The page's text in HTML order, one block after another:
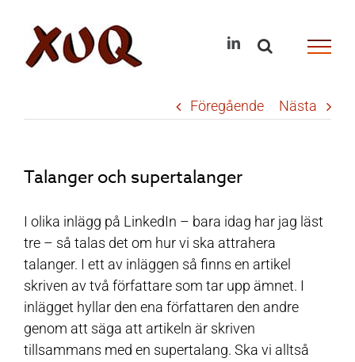
content
LinkedIn
Föregående Nästa
Talanger och supertalanger
I olika inlägg på LinkedIn – bara idag har jag läst
tre – så talas det om hur vi ska attrahera
talanger. I ett av inläggen så finns en artikel
skriven av två författare som tar upp ämnet. I
inlägget hyllar den ena författaren den andre
genom att säga att artikeln är skriven
tillsammans med en supertalang. Ska vi alltså